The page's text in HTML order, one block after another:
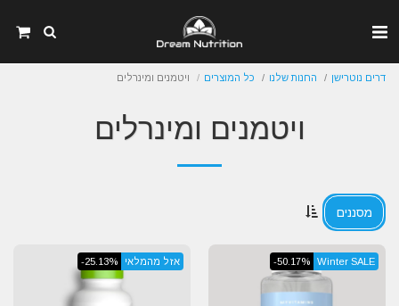
דרים נוטרישן החנות שלנו כל המוצרים ויטמנים ומינרלים
ויטמנים ומינרלים
מסננים
Winter SALE
-50.17% אזל מהמלאי -25.13%